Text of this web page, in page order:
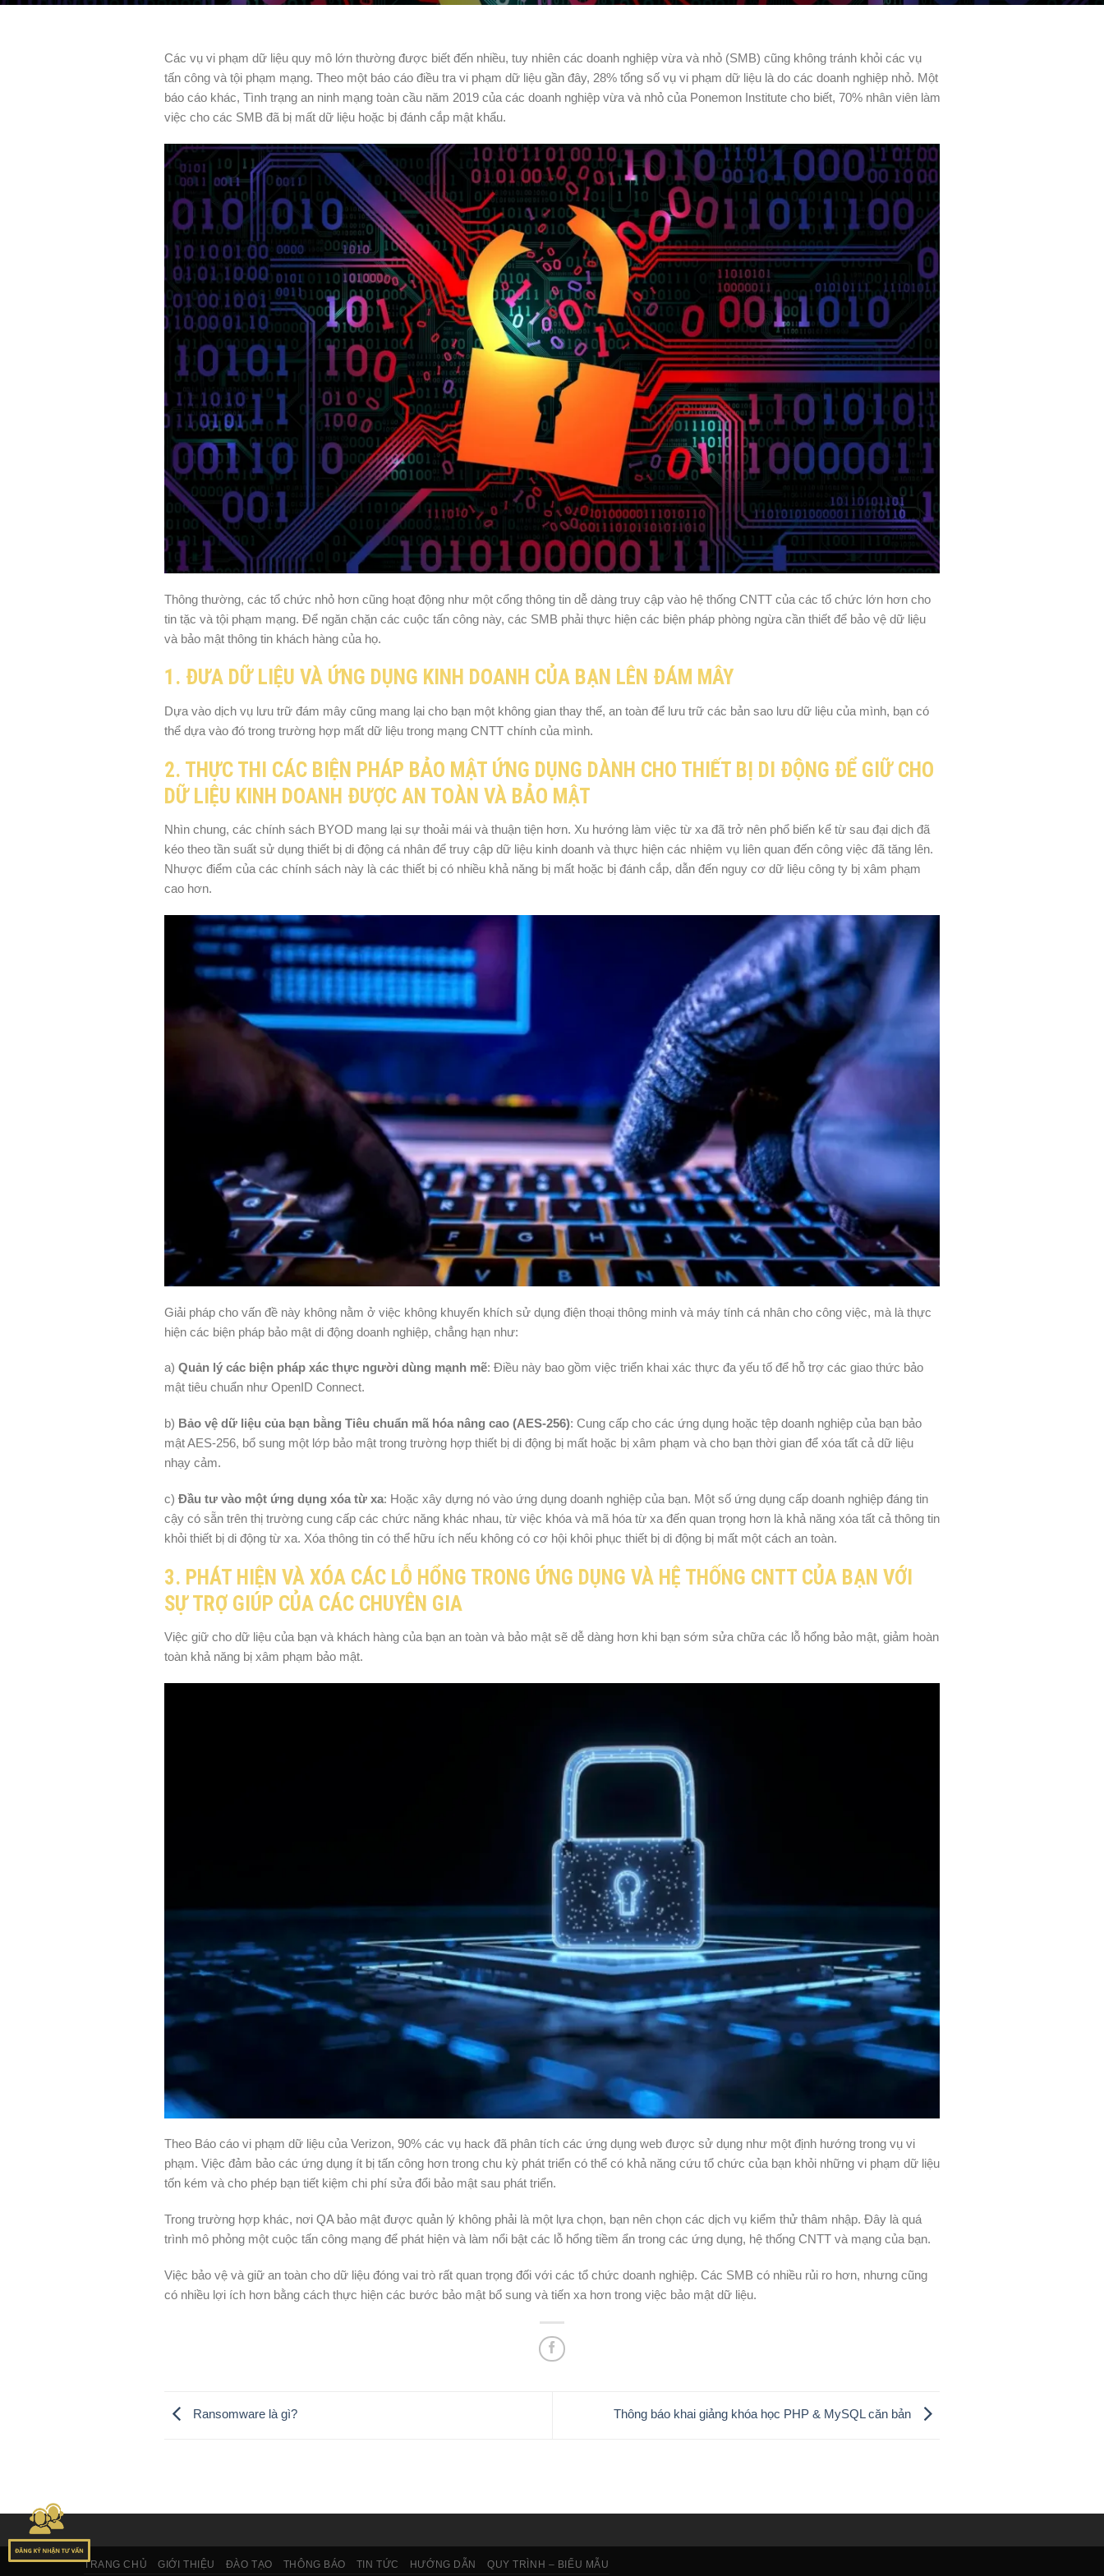
Các vụ vi phạm dữ liệu quy mô lớn thường được biết đến nhiều, tuy nhiên các doanh nghiệp vừa và nhỏ (SMB) cũng không tránh khỏi các vụ
tấn công và tội phạm mạng. Theo một báo cáo điều tra vi phạm dữ liệu gần đây, 28% tổng số vụ vi phạm dữ liệu là do các doanh nghiệp nhỏ. Một
báo cáo khác, Tình trạng an ninh mạng toàn cầu năm 2019 của các doanh nghiệp vừa và nhỏ của Ponemon Institute cho biết, 70% nhân viên làm
việc cho các SMB đã bị mất dữ liệu hoặc bị đánh cắp mật khẩu.
Thông thường, các tổ chức nhỏ hơn cũng hoạt động như một cổng thông tin dễ dàng truy cập vào hệ thống CNTT của các tổ chức lớn hơn cho
tin tặc và tội phạm mạng. Để ngăn chặn các cuộc tấn công này, các SMB phải thực hiện các biện pháp phòng ngừa cần thiết để bảo vệ dữ liệu
và bảo mật thông tin khách hàng của họ.
1. ĐƯA DỮ LIỆU VÀ ỨNG DỤNG KINH DOANH CỦA BẠN LÊN ĐÁM MÂY
Dựa vào dịch vụ lưu trữ đám mây cũng mang lại cho bạn một không gian thay thế, an toàn để lưu trữ các bản sao lưu dữ liệu của mình, bạn có
thể dựa vào đó trong trường hợp mất dữ liệu trong mạng CNTT chính của mình.
2. THỰC THI CÁC BIỆN PHÁP BẢO MẬT ỨNG DỤNG DÀNH CHO THIẾT BỊ DI ĐỘNG ĐỂ GIỮ CHO
DỮ LIỆU KINH DOANH ĐƯỢC AN TOÀN VÀ BẢO MẬT
Nhìn chung, các chính sách BYOD mang lại sự thoải mái và thuận tiện hơn. Xu hướng làm việc từ xa đã trở nên phổ biến kể từ sau đại dịch đã
kéo theo tần suất sử dụng thiết bị di động cá nhân để truy cập dữ liệu kinh doanh và thực hiện các nhiệm vụ liên quan đến công việc đã tăng lên.
Nhược điểm của các chính sách này là các thiết bị có nhiều khả năng bị mất hoặc bị đánh cắp, dẫn đến nguy cơ dữ liệu công ty bị xâm phạm
cao hơn.
Giải pháp cho vấn đề này không nằm ở việc không khuyến khích sử dụng điện thoại thông minh và máy tính cá nhân cho công việc, mà là thực
hiện các biện pháp bảo mật di động doanh nghiệp, chẳng hạn như:
a) Quản lý các biện pháp xác thực người dùng mạnh mẽ: Điều này bao gồm việc triển khai xác thực đa yếu tố để hỗ trợ các giao thức bảo
mật tiêu chuẩn như OpenID Connect.
b) Bảo vệ dữ liệu của bạn bằng Tiêu chuẩn mã hóa nâng cao (AES-256): Cung cấp cho các ứng dụng hoặc tệp doanh nghiệp của bạn bảo
mật AES-256, bổ sung một lớp bảo mật trong trường hợp thiết bị di động bị mất hoặc bị xâm phạm và cho bạn thời gian để xóa tất cả dữ liệu
nhạy cảm.
c) Đầu tư vào một ứng dụng xóa từ xa: Hoặc xây dựng nó vào ứng dụng doanh nghiệp của bạn. Một số ứng dụng cấp doanh nghiệp đáng tin
cậy có sẵn trên thị trường cung cấp các chức năng khác nhau, từ việc khóa và mã hóa từ xa đến quan trọng hơn là khả năng xóa tất cả thông tin
khỏi thiết bị di động từ xa. Xóa thông tin có thể hữu ích nếu không có cơ hội khôi phục thiết bị di động bị mất một cách an toàn.
3. PHÁT HIỆN VÀ XÓA CÁC LỖ HỔNG TRONG ỨNG DỤNG VÀ HỆ THỐNG CNTT CỦA BẠN VỚI
SỰ TRỢ GIÚP CỦA CÁC CHUYÊN GIA
Việc giữ cho dữ liệu của bạn và khách hàng của bạn an toàn và bảo mật sẽ dễ dàng hơn khi bạn sớm sửa chữa các lỗ hổng bảo mật, giảm hoàn
toàn khả năng bị xâm phạm bảo mật.
Theo Báo cáo vi phạm dữ liệu của Verizon, 90% các vụ hack đã phân tích các ứng dụng web được sử dụng như một định hướng trong vụ vi
phạm. Việc đảm bảo các ứng dụng ít bị tấn công hơn trong chu kỳ phát triển có thể có khả năng cứu tổ chức của bạn khỏi những vi phạm dữ liệu
tốn kém và cho phép bạn tiết kiệm chi phí sửa đổi bảo mật sau phát triển.
Trong trường hợp khác, nơi QA bảo mật được quản lý không phải là một lựa chọn, bạn nên chọn các dịch vụ kiểm thử thâm nhập. Đây là quá
trình mô phỏng một cuộc tấn công mạng để phát hiện và làm nổi bật các lỗ hổng tiềm ẩn trong các ứng dụng, hệ thống CNTT và mạng của bạn.
Việc bảo vệ và giữ an toàn cho dữ liệu đóng vai trò rất quan trọng đối với các tổ chức doanh nghiệp. Các SMB có nhiều rủi ro hơn, nhưng cũng
có nhiều lợi ích hơn bằng cách thực hiện các bước bảo mật bổ sung và tiến xa hơn trong việc bảo mật dữ liệu.
Ransomware là gì? Thông báo khai giảng khóa học PHP & MySQL căn bản
TRANG CHỦ GIỚI THIỆU ĐÀO TẠO THÔNG BÁO TIN TỨC HƯỚNG DẪN QUY TRÌNH – BIỂU MẪU